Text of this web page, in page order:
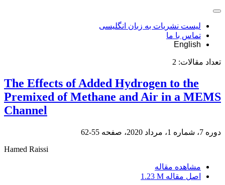
لیست نشریات به زبان انگلیسی
تماس با ما
English
تعداد مقالات: 2
The Effects of Added Hydrogen to the
Premixed of Methane and Air in a MEMS
Channel
دوره 7، شماره 1، مرداد 2020، صفحه
55-62
Hamed Raissi
مشاهده مقاله
اصل مقاله 1.23 M